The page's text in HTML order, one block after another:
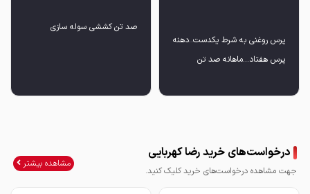
پرس روغنی به شرط یکدست..دهنه
پرس هفتاد...ماهانه صد تن
صد تن کششی سوله سازی
درخواست‌های خرید رضا کهربایی
جهت مشاهده درخواست‌های خرید کلیک کنید.
مشاهده بیشتر